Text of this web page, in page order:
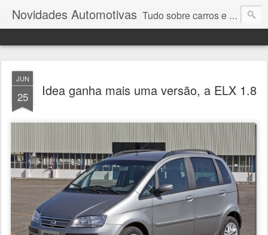
Novidades Automotivas Tudo sobre carros e motores
JUN
25 Idea ganha mais uma versão, a ELX 1.8